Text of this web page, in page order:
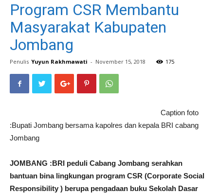
Program CSR Membantu
Masyarakat Kabupaten
Jombang
Penulis Yuyun Rakhmawati - November 15, 2018 175
Caption foto
:Bupati Jombang bersama kapolres dan kepala BRI cabang
Jombang
JOMBANG :BRI peduli Cabang Jombang serahkan
bantuan bina lingkungan program CSR (Corporate Social
Responsibility ) berupa pengadaan buku Sekolah Dasar